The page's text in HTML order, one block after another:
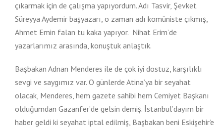
çıkarmak için de çalışma yapıyordum. Adı Tasvir, Şevket
Süreyya Aydemir başyazarı, o zaman adı komüniste çıkmış,
Ahmet Emin falan tu kaka yapıyor. Nihat Erim’de
yazarlarımız arasında, konuştuk anlaştık.
Başbakan Adnan Menderes ile de çok iyi dostuz, karşılıklı
sevgi ve saygımız var. O günlerde Atina’ya bir seyahat
olacak, Menderes, hem gazete sahibi hem Cemiyet Başkanı
olduğumdan Gazanfer’de gelsin demiş. İstanbul’dayım bir
haber geldi ki seyahat iptal edilmiş, Başbakan beni Eskişehir’e